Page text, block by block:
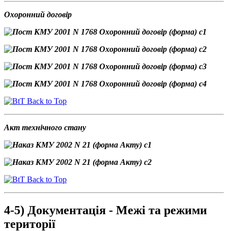
Охоронний договір
Back to Top
Акт технічного стану
Back to Top
4-5) Документація - Межі та режими
території